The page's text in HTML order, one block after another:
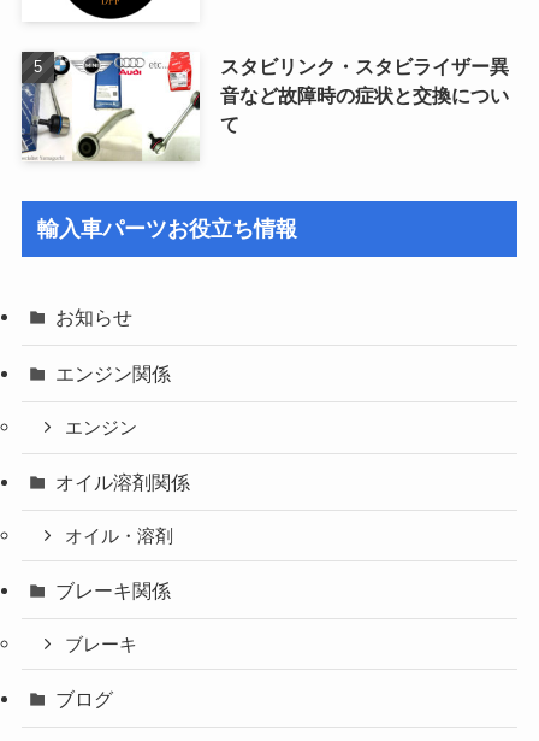
スタビリンク・スタビライザー異
音など故障時の症状と交換につい
て
輸入車パーツお役立ち情報
お知らせ
エンジン関係
エンジン
オイル溶剤関係
オイル・溶剤
ブレーキ関係
ブレーキ
ブログ